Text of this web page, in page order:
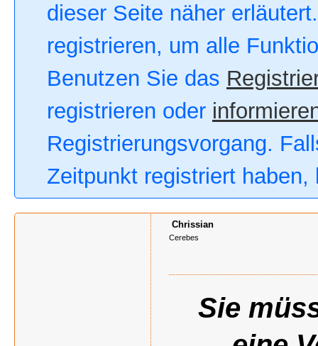
dieser Seite näher
registrieren, um alle
Benutzen Sie das
registrieren oder
Registrierungsvorgang.
Zeitpunkt registriert
Chrissian
Cerebes
Sie